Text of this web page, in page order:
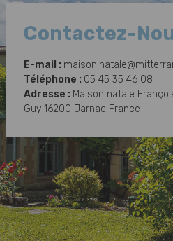
Contactez-
E-mail :
Téléphone : 05 45 35 46 08
Adresse : Maison natale
Guy 16200 Jarnac France